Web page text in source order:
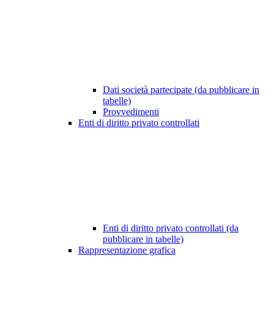
Dati società partecipate (da pubblicare in
tabelle)
Provvedimenti
Enti di diritto privato controllati
Enti di diritto privato controllati (da
pubblicare in tabelle)
Rappresentazione grafica